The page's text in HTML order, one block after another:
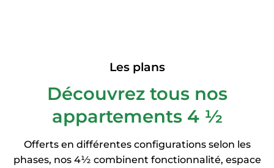
Les plans
Découvrez tous nos
appartements 4 ½
Offerts en différentes configurations selon les
phases, nos 4½ combinent fonctionnalité, espace